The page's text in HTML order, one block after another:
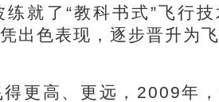
了“教科书式”飞行技
出色表现，逐步晋升为
高、更远，2009年，